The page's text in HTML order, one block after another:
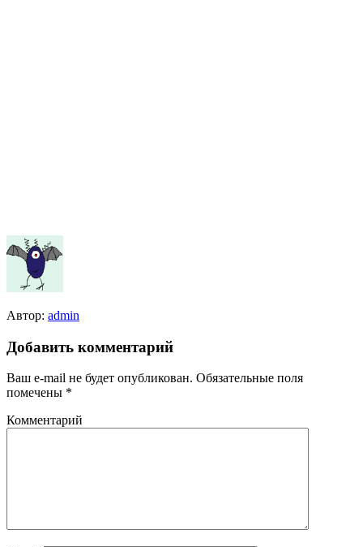
Автор: admin
Добавить комментарий
Ваш e-mail не будет опубликован. Обязательные поля
помечены *
Комментарий